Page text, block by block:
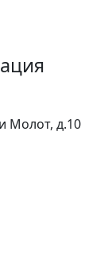
Молот, д.10